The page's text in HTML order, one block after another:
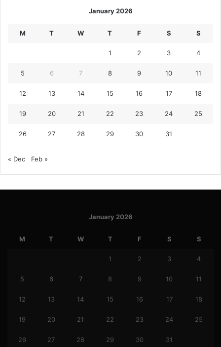
January 2026
M T W T F S S
1 2 3 4
5 6 7 8 9 10 11
12 13 14 15 16 17 18
19 20 21 22 23 24 25
26 27 28 29 30 31
« Dec Feb »
January 2026
M T W T F S S
1 2 3 4
5 6 7 8 9 10 11
12 13 14 15 16 17 18
19 20 21 22 23 24 25
26 27 28 29 30 31